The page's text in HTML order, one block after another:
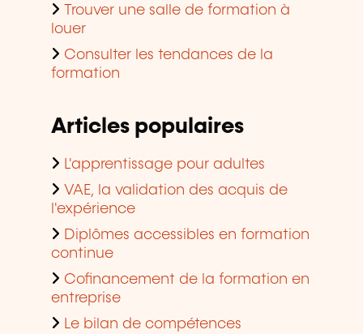
Trouver une salle de formation à
louer
Consulter les tendances de la
formation
Articles populaires
L'apprentissage pour adultes
VAE, la validation des acquis de
l'expérience
Diplômes accessibles en formation
continue
Cofinancement de la formation en
entreprise
Le bilan de compétences